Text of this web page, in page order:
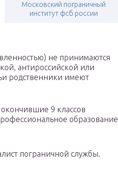
Московский пограничный
институт фсб россии
не принимаются
антироссийской или
родственники имеют
9 классов
образование
пограничной службы.